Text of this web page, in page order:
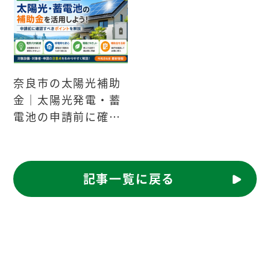
奈良市の太陽光補助
金｜太陽光発電・蓄
電池の申請前に確認
記事一覧に戻る